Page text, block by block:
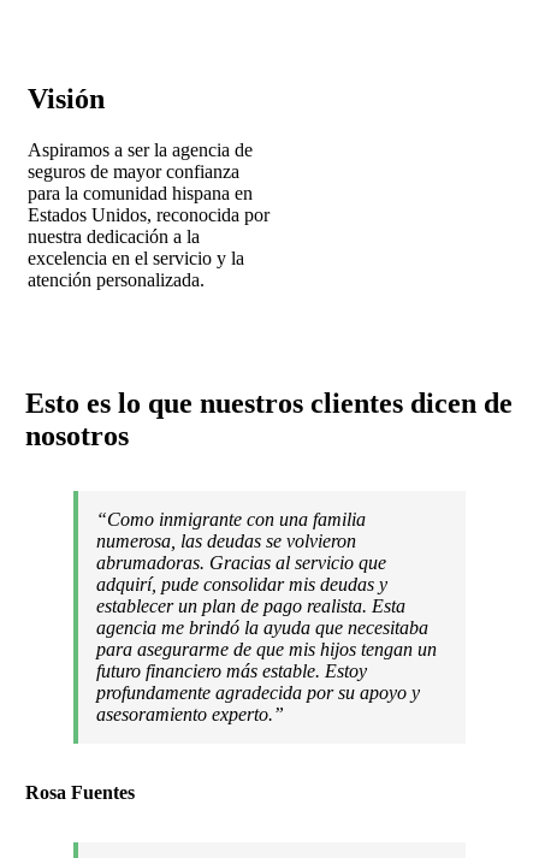
Visión
Aspiramos a ser la agencia de
seguros de mayor confianza
para la comunidad hispana en
Estados Unidos, reconocida por
nuestra dedicación a la
excelencia en el servicio y la
atención personalizada.
Esto es lo que nuestros clientes dicen de
nosotros
“Como inmigrante con una familia
numerosa, las deudas se volvieron
abrumadoras. Gracias al servicio que
adquirí, pude consolidar mis deudas y
establecer un plan de pago realista. Esta
agencia me brindó la ayuda que necesitaba
para asegurarme de que mis hijos tengan un
futuro financiero más estable. Estoy
profundamente agradecida por su apoyo y
asesoramiento experto.”
Rosa Fuentes